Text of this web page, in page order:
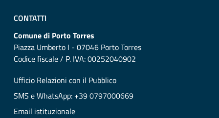
CONTATTI
Comune di Porto Torres
Piazza Umberto I - 07046 Porto Torres
Codice fiscale / P. IVA: 00252040902
Ufficio Relazioni con il Pubblico
SMS e WhatsApp: +39 0797000669
Email istituzionale